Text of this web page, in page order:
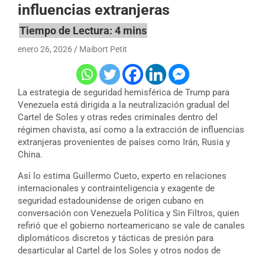
influencias extranjeras
enero 26, 2026 Maibort Petit
La estrategia de seguridad hemisférica de Trump para
Venezuela está dirigida a la neutralización gradual del
Cartel de Soles y otras redes criminales dentro del
régimen chavista, así como a la extracción de influencias
extranjeras provenientes de países como Irán, Rusia y
China.
Así lo estima Guillermo Cueto, experto en relaciones
internacionales y contrainteligencia y exagente de
seguridad estadounidense de origen cubano en
conversación con Venezuela Política y Sin Filtros, quien
refirió que el gobierno norteamericano se vale de canales
diplomáticos discretos y tácticas de presión para
desarticular al Cartel de los Soles y otros nodos de